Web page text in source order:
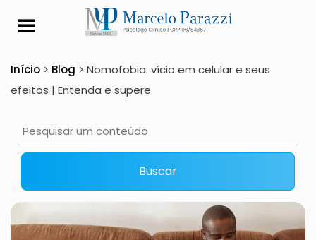
Nomofobia: vício em
Início > Blog > Nomofobia: vício em celular e seus
efeitos | Entenda e supere
Buscar